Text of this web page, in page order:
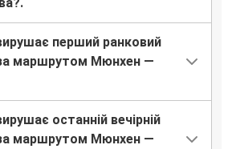
перший ранковий
маршрутом Мюнхен —
останній вечірній
маршрутом Мюнхен —